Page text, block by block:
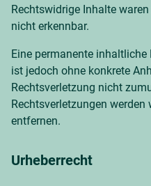
Rechtswidrige Inhalte
nicht erkennbar.
Eine permanente
ist jedoch ohne konkrete
Rechtsverletzung nicht
Rechtsverletzungen
entfernen.
Urheberrecht